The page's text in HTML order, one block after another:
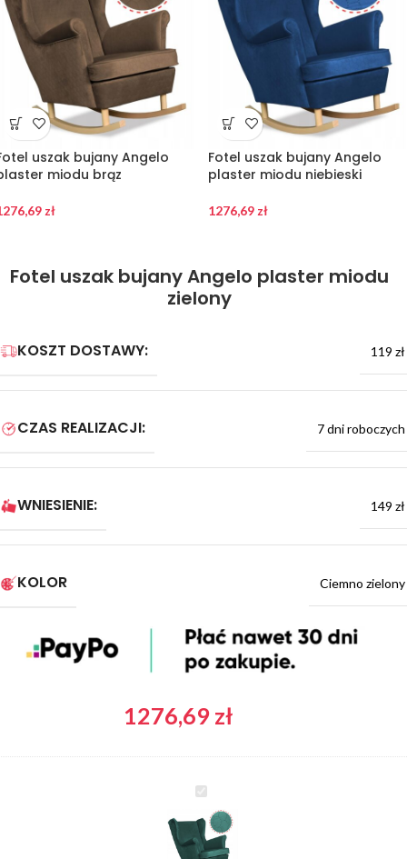
uszak bujany Angelo
miodu brąz
zł
Fotel uszak bujany Angelo
plaster miodu niebieski
1276,69 zł
Fotel uszak bujany Angelo plaster miodu
zielony
KOSZT DOSTAWY: 119 zł
CZAS REALIZACJI: 7 dni roboczych
WNIESIENIE: 149 zł
KOLOR Ciemno zielony
1276,69 zł
Fotel
uszak
bujany
Angelo